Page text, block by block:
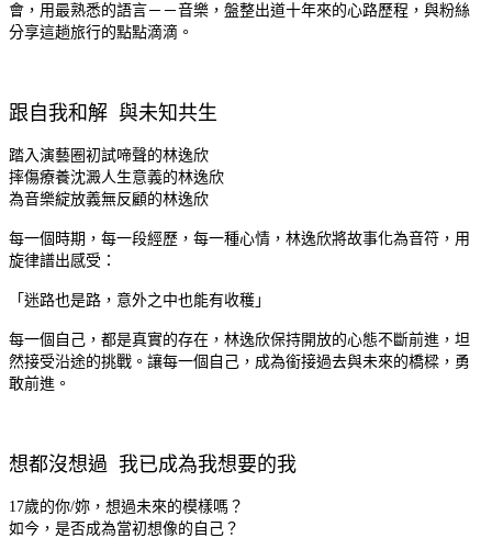
會，用最熟悉的語言－－音樂，盤整出道十年來的心路歷程，與粉絲
分享這趟旅行的點點滴滴。
跟自我和解 與未知共生
踏入演藝圈初試啼聲的林逸欣
摔傷療養沈澱人生意義的林逸欣
為音樂綻放義無反顧的林逸欣
每一個時期，每一段經歷，每一種心情，林逸欣將故事化為音符，用
旋律譜出感受：
「迷路也是路，意外之中也能有收穫」
每一個自己，都是真實的存在，林逸欣保持開放的心態不斷前進，坦
然接受沿途的挑戰。讓每一個自己，成為銜接過去與未來的橋樑，勇
敢前進。
想都沒想過 我已成為我想要的我
17歲的你/妳，想過未來的模樣嗎？
如今，是否成為當初想像的自己？